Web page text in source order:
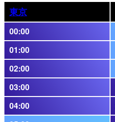
東京
00:00
01:00
02:00
03:00
04:00